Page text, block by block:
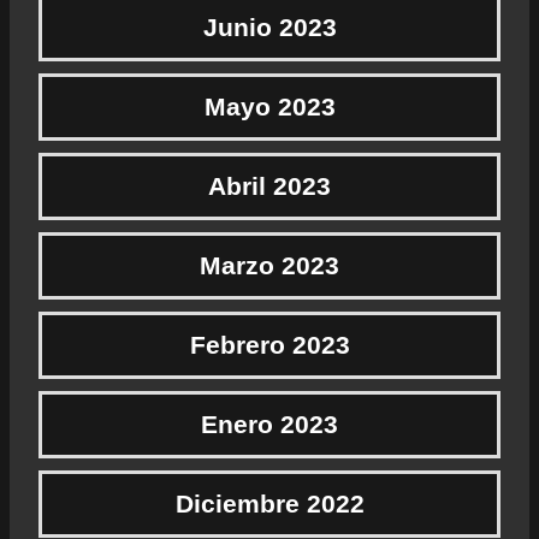
Junio 2023
Mayo 2023
Abril 2023
Marzo 2023
Febrero 2023
Enero 2023
Diciembre 2022